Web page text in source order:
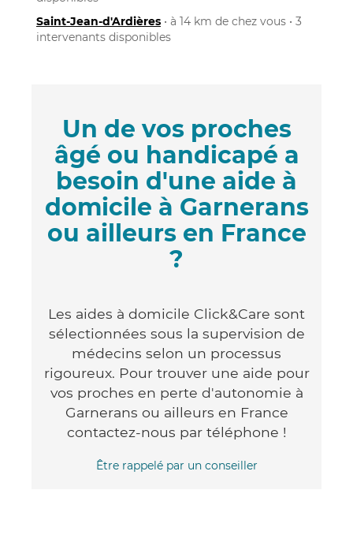
Saint-Jean-d'Ardières • à 14 km de chez vous • 3
intervenants disponibles
Un de vos proches
âgé ou handicapé a
besoin d'une aide à
domicile à Garnerans
ou ailleurs en France
?
Les aides à domicile Click&Care sont
sélectionnées sous la supervision de
médecins selon un processus
rigoureux. Pour trouver une aide pour
vos proches en perte d'autonomie à
Garnerans ou ailleurs en France
contactez-nous par téléphone !
Être rappelé par un conseiller